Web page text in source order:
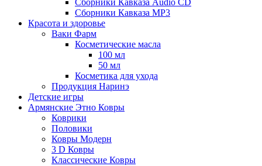
Сборники Кавказа Audio CD
Сборники Кавказа MP3
Красота и здоровье
Ваки Фарм
Косметические масла
100 мл
50 мл
Косметика для ухода
Продукция Наринэ
Детские игры
Армянские Этно Ковры
Коврики
Половики
Ковры Модерн
3 D Ковры
Классические Ковры